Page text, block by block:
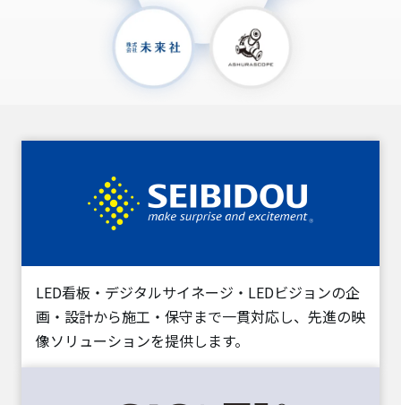
LED看板・デジタルサイネージ・LEDビジョンの企
画・設計から施工・保守まで一貫対応し、先進の映
像ソリューションを提供します。